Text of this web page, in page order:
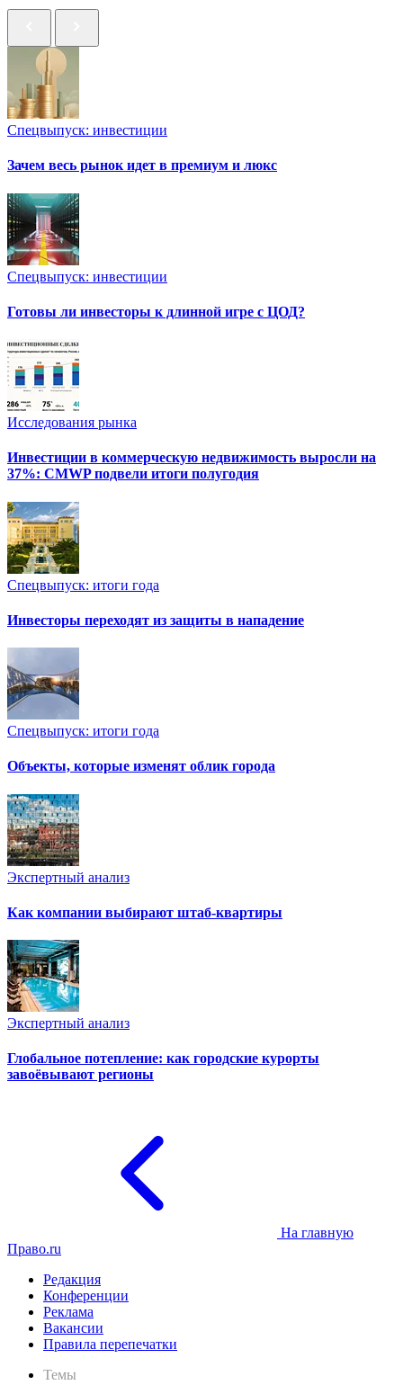
Спецвыпуск: инвестиции
Зачем весь рынок идет в премиум и люкс
Спецвыпуск: инвестиции
Готовы ли инвесторы к длинной игре с ЦОД?
Исследования рынка
Инвестиции в коммерческую недвижимость выросли на
37%: CMWP подвели итоги полугодия
Спецвыпуск: итоги года
Инвесторы переходят из защиты в нападение
Спецвыпуск: итоги года
Объекты, которые изменят облик города
Экспертный анализ
Как компании выбирают штаб-квартиры
Экспертный анализ
Глобальное потепление: как городские курорты
завоёвывают регионы
На главную
Право.ru
Редакция
Конференции
Реклама
Вакансии
Правила перепечатки
Темы